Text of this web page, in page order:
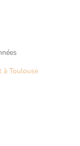
à Toulouse